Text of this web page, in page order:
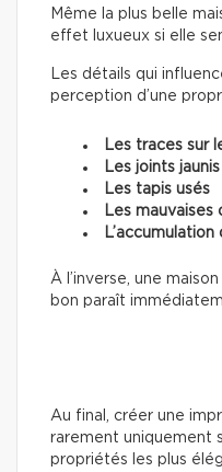
Même la plus belle
effet luxueux si elle
Les détails qui
perception d’une
Les traces sur
Les joints jaunis
Les tapis usés
Les mauvaises
L’accumulation
À l’inverse, une
bon paraît
Au final, créer une
rarement uniquement
propriétés les plus